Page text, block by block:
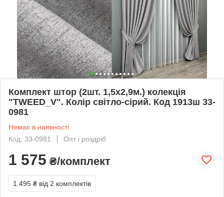
Комплект штор (2шт. 1,5х2,9м.) колекція
"TWEED_V". Колір світло-сірий. Код 1913ш 33-
0981
Немає в наявності
Код: 33-0981
Опт і роздріб
1 575 ₴/комплект
1 495 ₴ від 2 комплектів